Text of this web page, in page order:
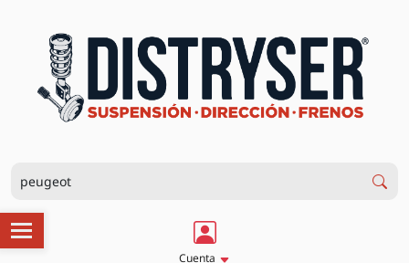
Cuenta